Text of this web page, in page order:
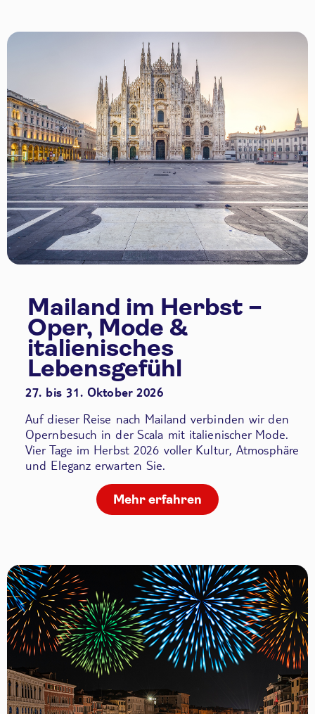
Mailand im Herbst –
Oper, Mode &
italienisches
Lebensgefühl
27. bis 31. Oktober 2026
Auf dieser Reise nach Mailand verbinden wir den
Opernbesuch in der Scala mit italienischer Mode.
Vier Tage im Herbst 2026 voller Kultur, Atmosphäre
und Eleganz erwarten Sie.
Mehr erfahren